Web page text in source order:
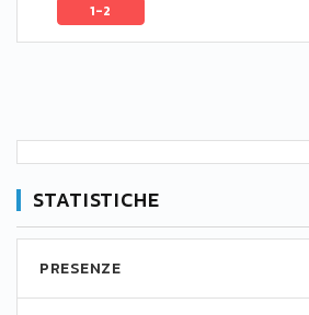
1-2
STATISTICHE
PRESENZE